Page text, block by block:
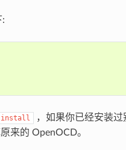
:
install
，如果你已经安装
来的 OpenOCD。